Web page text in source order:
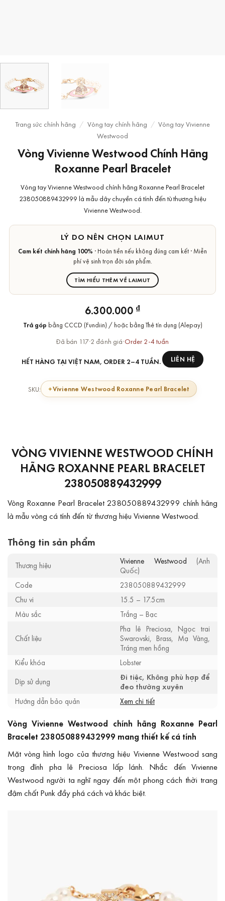
Trang sức chính hãng / Vòng tay chính hãng / Vòng tay Vivienne
Westwood
Vòng Vivienne Westwood Chính Hãng
Roxanne Pearl Bracelet
Vòng tay Vivienne Westwood chính hãng Roxanne Pearl Bracelet
238050889432999 là mẫu dây chuyền cá tính đến từ thương hiệu
Vivienne Westwood.
LÝ DO NÊN CHỌN LAIMUT
Cam kết chính hãng 100% · Hoàn tiền nếu không đúng cam kết · Miễn
phí vệ sinh trọn đời sản phẩm.
TÌM HIỂU THÊM VỀ LAIMUT
6.300.000 ₫
Trả góp bằng CCCD (Fundiin) / hoặc bằng Thẻ tín dụng (Alepay)
Đã bán 117·2 đánh giá·Order 2-4 tuần
HẾT HÀNG TẠI VIỆT NAM, ORDER 2–4 TUẦN. LIÊN HỆ
SKU: Vivienne Westwood Roxanne Pearl Bracelet
VÒNG VIVIENNE WESTWOOD CHÍNH
HÃNG ROXANNE PEARL BRACELET
238050889432999
Vòng Roxanne Pearl Bracelet 238050889432999 chính hãng
là mẫu vòng cá tính đến từ thương hiệu Vivienne Westwood.
Thông tin sản phẩm
Thương hiệu Vivienne Westwood (Anh
Quốc)
Code
238050889432999
Chu vi
15.5 – 17.5cm
Màu sắc
Trắng – Bạc
Chất liệu
Pha lê Preciosa, Ngọc trai
Swarovski, Brass, Mạ Vàng,
Tráng men hồng
Kiểu khóa
Lobster
Dịp sử dụng
Đi tiệc, Không phù hợp để
đeo thường xuyên
Hướng dẫn bảo quản
Xem chi tiết
Vòng Vivienne Westwood chính hãng Roxanne Pearl
Bracelet 238050889432999 mang thiết kế cá tính
Mặt vòng hình logo của thương hiệu Vivienne Westwood sang
trọng đính pha lê Preciosa lấp lánh. Nhắc đến Vivienne
Westwood người ta nghĩ ngay đến một phong cách thời trang
đậm chất Punk đầy phá cách và khác biệt.